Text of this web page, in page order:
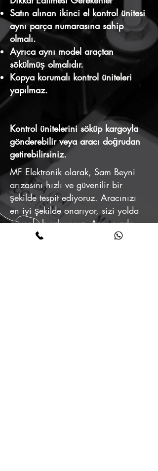
Satın alınan ikinci el kontrol ünitesi
aynı parça numarasına sahip
olmalı.
Ayrıca aynı model araçtan
sökülmüş olmalıdır.
Kopya korumalı kontrol üniteleri
yapılmaz.
Kontrol ünitelerini söküp kargoyla
gönderebilir veya aracı doğrudan
getirebilirsiniz.
MF Elektronik olarak, Sam Beyni
arızasını hızlı ve güvenilir bir
şekilde tespit ediyoruz. Aracınızı
en iyi şekilde onarıyor, sizi yolda
güvenle bırakıyoruz. Aracınızda
sorun fark ettiyseniz, bizimle